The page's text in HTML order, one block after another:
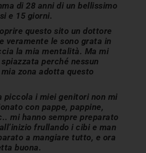
di 28 anni di un bellissimo
e 15 giorni.
questo sito un dottore
veramente le sono grata in
la mia mentalità. Ma mi
perché nessun
zona adotta questo
piccola i miei genitori non mi
con pappe, pappine,
mi hanno sempre preparato
frullando i cibi e man
a mangiare tutto, e ora
buona.